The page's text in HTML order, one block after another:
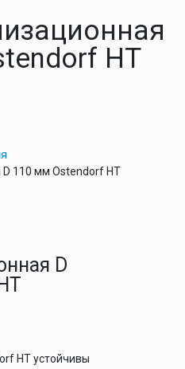
HT
110 мм Ostendorf HT
D
HT устойчивы